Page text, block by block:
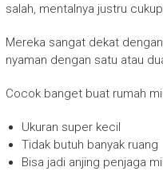
salah, mentalnya justru cukup
Mereka sangat dekat
nyaman dengan satu atau
Cocok banget buat rumah
Ukuran super kecil
Tidak butuh banyak ruang
Bisa jadi anjing penjaga